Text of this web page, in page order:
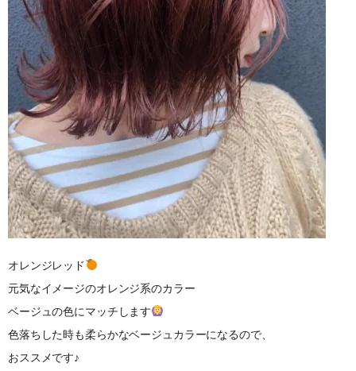
オレンジレッド
元気なイメージのオレンジ系のカラー
ベージュの色にマッチします
色落ちした時も柔らかなベージュカラーになるので、
おススメです♪